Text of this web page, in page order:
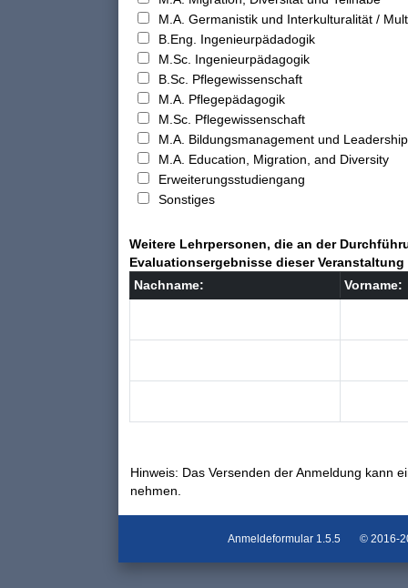
M.A. Germanistik und Interkulturalität /
B.Eng. Ingenieurpädadogik
M.Sc. Ingenieurpädagogik
B.Sc. Pflegewissenschaft
M.A. Pflegepädagogik
M.Sc. Pflegewissenschaft
M.A. Bildungsmanagement und
M.A. Education, Migration, and Diversity
Erweiterungsstudiengang
Sonstiges
Weitere Lehrpersonen, die an der
Evaluationsergebnisse dieser
Nachname:
Vorname:
Hinweis: Das Versenden der Anmeldung kann
nehmen.
Anmeldeformular 1.5.5 © 2016-